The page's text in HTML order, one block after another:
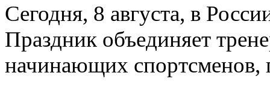
Сегодня, 8 августа, в
Праздник объединяет
начинающих